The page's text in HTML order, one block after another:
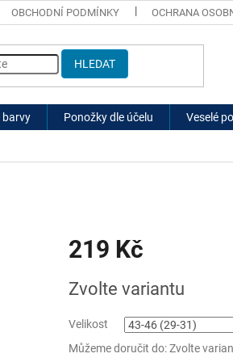
OBCHODNÍ PODMÍNKY OCHRANA
HLEDAT
barvy Ponožky dle účelu Veselé
219 Kč
cena:
Zvolte variantu
Velikost
Můžeme doručit do:Zvolte